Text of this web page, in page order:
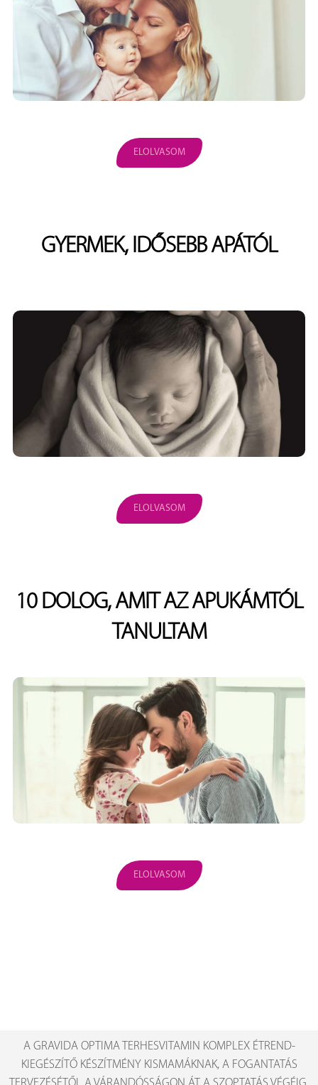
ELOLVASOM
GYERMEK, IDŐSEBB APÁTÓL
ELOLVASOM
10 DOLOG, AMIT AZ APUKÁMTÓL
TANULTAM
ELOLVASOM
A GRAVIDA OPTIMA TERHESVITAMIN KOMPLEX ÉTREND-
KIEGÉSZÍTŐ KÉSZÍTMÉNY KISMAMÁKNAK, A FOGANTATÁS